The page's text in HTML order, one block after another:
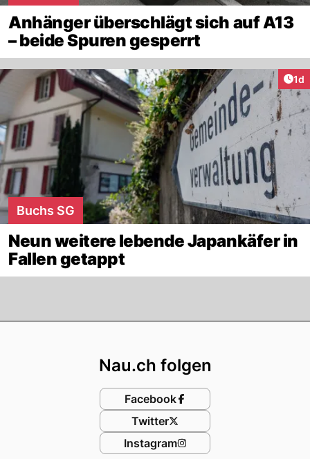
Anhänger überschlägt sich auf A13
– beide Spuren gesperrt
1d
Buchs SG
Neun weitere lebende Japankäfer in
Fallen getappt
Nau.ch folgen
Facebook
Twitter
Instagram